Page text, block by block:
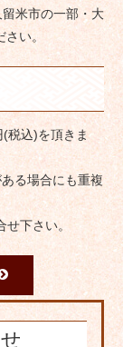
米市の一部・大
い。
税込)を頂きま
る場合にも重複
下さい。